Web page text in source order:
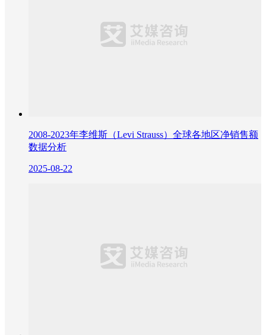
2008-2023年李维斯（Levi Strauss）全球各地区净销售额
数据分析
2025-08-22